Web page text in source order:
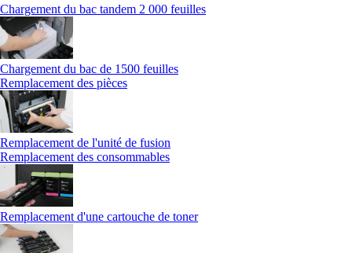
Chargement du bac tandem 2 000 feuilles
Chargement du bac de 1500 feuilles
Remplacement des pièces
Remplacement de l'unité de fusion
Remplacement des consommables
Remplacement d'une cartouche de toner